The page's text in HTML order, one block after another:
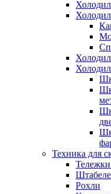
Техника для
Рохли